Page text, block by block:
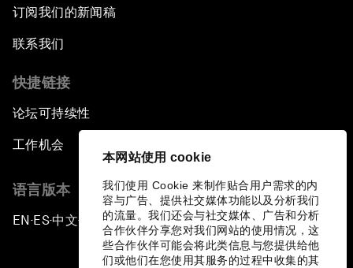
本网站使用 cookie
我们使用 Cookie 来制作贴合用户需求的内
容与广告、提供社交媒体功能以及分析我们
的流量。我们还会与社交媒体、广告和分析
合作伙伴分享您对我们网站的使用情况，这
些合作伙伴可能会将此类信息与您提供给他
们或他们在您使用其服务的过程中收集的其
订阅我们的新闻稿
联系我们
快捷链接
论坛可持续性
工作机会
语言版本
EN ▪ ES▪中文▪ 日本語